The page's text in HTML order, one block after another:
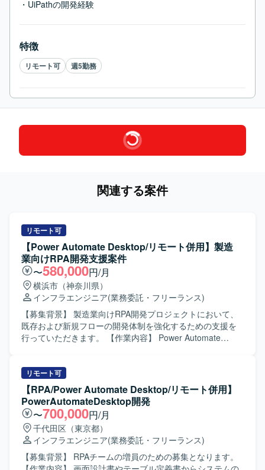
・UiPathの開発経験
特徴
リモート可 週5勤務
関連する案件
リモート可
【Power Automate Desktop/リモート併用】製造
業向けRPA開発支援案件
〜580,000円/月
横浜市（神奈川県）
インフラエンジニア(業務委託・フリーランス)
【募集背景】 製造業向けRPA開発プロジェクトにおいて、
既存および新規フローの開発体制を強化するための支援を
行っていただきます。 【作業内容】 Power Automate
行いながら、自動化シナリオの設計・実装・単体テスト・
結合テストなどを実施いただきます。 【求める人物像】 顧
客と円滑にコミュニケーションを取りながら、自走して
RPA開発を推進できる方を求めています。 業務内容を正し
く理解し、改善提案をしながら品質の高い自動化フローを
構築できる方を想定しています。 【ポジションの魅力】 製
造業の現場業務に密接に関わるRPA開発を通じて、業務効
率化や生産性向上に直接貢献することができます。 基本設
計からテストまで幅広い工程を担当できるため、RPAエン
リモート可
【RPA/Power Automate Desktop/リモート併用】
PowerAutomateDesktop開発
〜700,000円/月
千代田区（東京都）
インフラエンジニア(業務委託・フリーランス)
【募集背景】 RPAチームの増員のための募集となります。